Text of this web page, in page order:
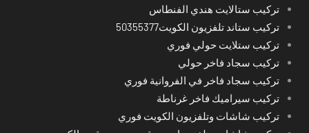
تركيب ستالايت هندي الفنطاس
تركيب ستاند تلفزيون الكويت50355377
تركيب ستلايت حولي فوري
تركيب سجاد فاخر حولي
تركيب سجاد فاخر في الفروانية فوري
تركيب سيراميك فاخر غرناطة
تركيب شاشات وتلفزيون الكويت فوري